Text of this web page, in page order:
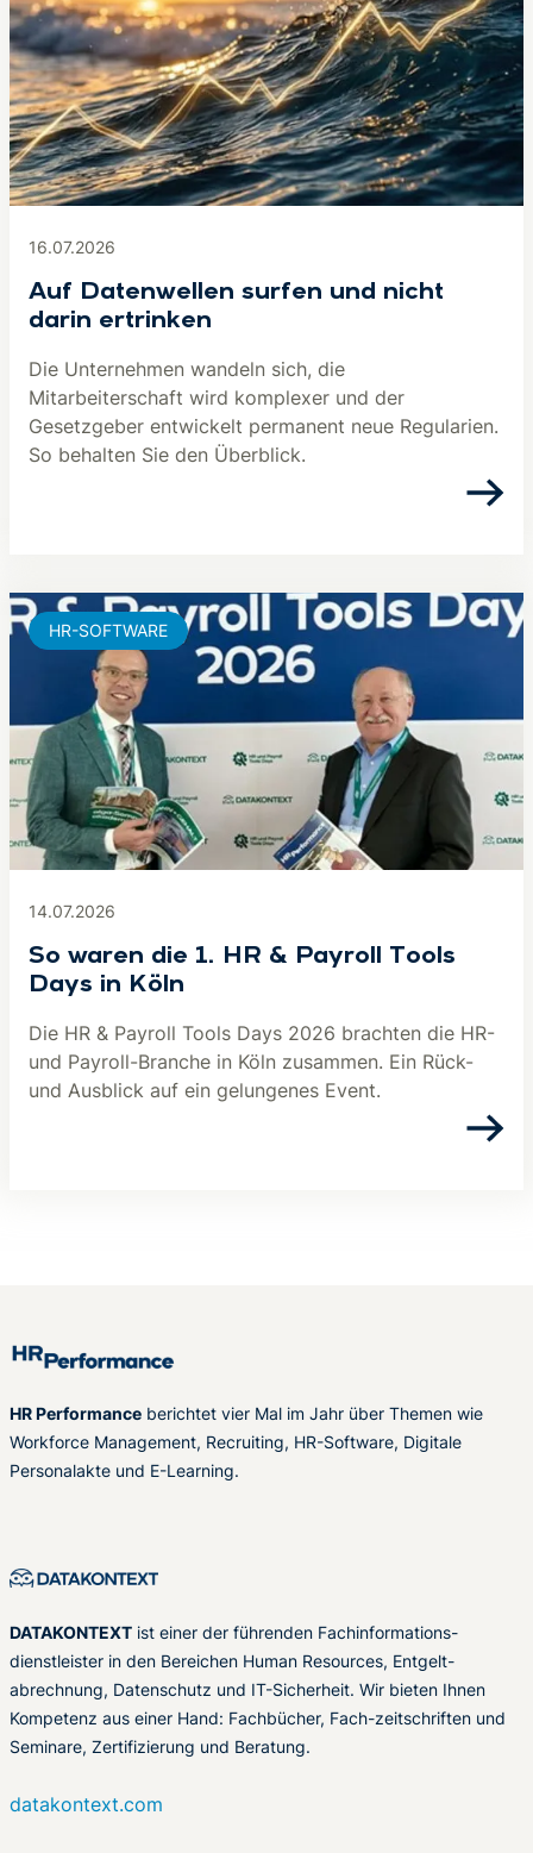
16.07.2026
Auf Datenwellen surfen und nicht
darin ertrinken
Die Unternehmen wandeln sich, die
Mitarbeiterschaft wird komplexer und der
Gesetzgeber entwickelt permanent neue Regularien.
So behalten Sie den Überblick.
14.07.2026
So waren die 1. HR & Payroll Tools
Days in Köln
Die HR & Payroll Tools Days 2026 brachten die HR-
und Payroll-Branche in Köln zusammen. Ein Rück-
und Ausblick auf ein gelungenes Event.
HR-SOFTWARE
HR Performance berichtet vier Mal im Jahr über Themen wie
Workforce Management, Recruiting, HR-Software, Digitale
Personalakte und E-Learning.
DATAKONTEXT ist einer der führenden Fachinformations-
dienstleister in den Bereichen Human Resources, Entgelt-
abrechnung, Datenschutz und IT-Sicherheit. Wir bieten Ihnen
Kompetenz aus einer Hand: Fachbücher, Fach-zeitschriften und
Seminare, Zertifizierung und Beratung.
datakontext.com